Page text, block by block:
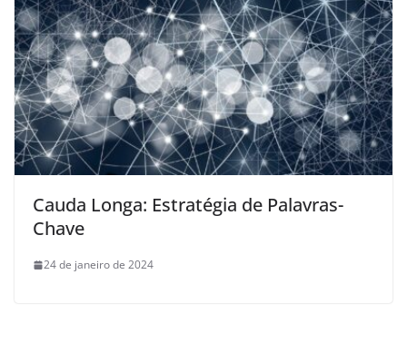
Cauda Longa: Estratégia de Palavras-
Chave
24 de janeiro de 2024